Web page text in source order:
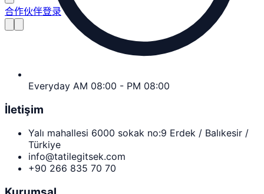
合作伙伴登录
Everyday AM 08:00 - PM 08:00
İletişim
Yalı mahallesi 6000 sokak no:9 Erdek / Balıkesir /
Türkiye
info@tatilegitsek.com
+90 266 835 70 70